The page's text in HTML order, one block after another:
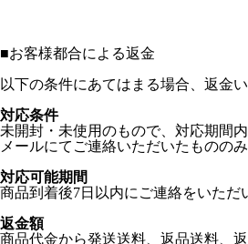
■お客様都合による返金
以下の条件にあてはまる場合、返金い
対応条件
未開封・未使用のもので、対応期間
メールにてご連絡いただいたものの
対応可能期間
商品到着後7日以内にご連絡をいただ
返金額
商品代金から発送送料、返品送料、